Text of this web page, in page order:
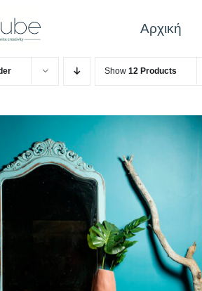
Αρχική
Show 12 Products